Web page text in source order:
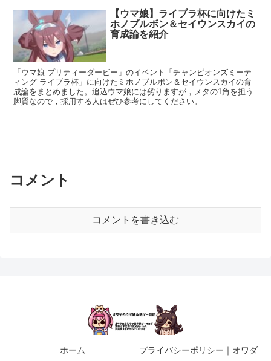
【ウマ娘】ライブラ杯に向けたミ
ホノブルボン＆セイウンスカイの
育成論を紹介
「ウマ娘 プリティーダービー」のイベント「チャンピオンズミーテ
ィング ライブラ杯」に向けたミホノブルボン＆セイウンスカイの育
成論をまとめました。追込ウマ娘には劣りますが，メタの1角を担う
脚質なので，採用する人はぜひ参考にしてください。
コメント
コメントを書き込む
ホーム
プライバシーポリシー｜オワダ